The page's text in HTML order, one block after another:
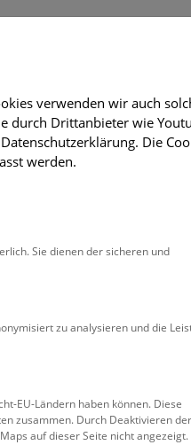
Deck 50
Die
Sie möchten
Thema*
Thematik etc.
verwenden wir auch
durch Drittanbieter wie
Die
werden.
Sie dienen der sicheren und
zu analysieren und die
EU-Ländern haben können. Diese
zusammen. Durch Deaktivieren der
auf dieser Seite nicht angezeigt.